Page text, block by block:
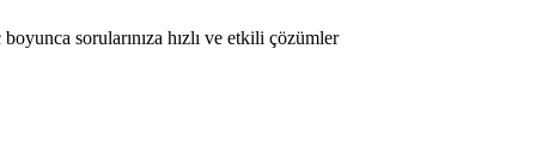
boyunca sorularınıza hızlı ve etkili çözümler